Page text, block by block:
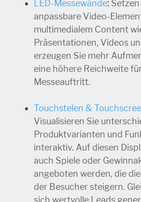
LED-Messewände:
anpassbare Video-
multimedialem Content
Präsentationen, Videos
erzeugen Sie mehr
eine höhere Reichweite
Messeauftritt.
Touchstelen &
Visualisieren Sie
Produktvarianten und
interaktiv. Auf diesen
auch Spiele oder
angeboten werden, die
der Besucher steigern.